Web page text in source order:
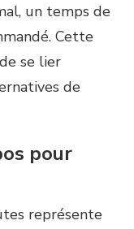
un temps de
Cette
se lier
de
pour
représente